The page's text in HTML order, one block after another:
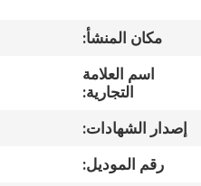
عرض
الواقع
الافتراضي
معلومات
مكان المنشأ:
اسم العلامة
التجارية:
إصدار الشهادات:
رقم الموديل: